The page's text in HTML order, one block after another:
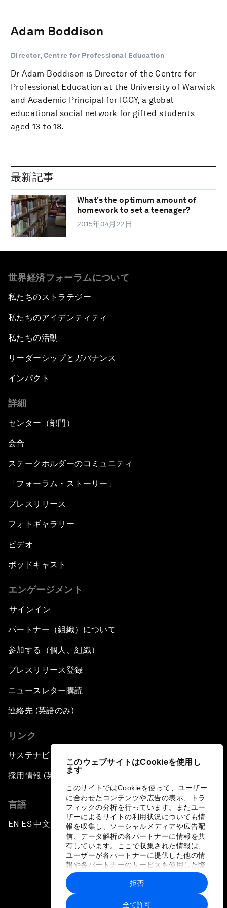
このウェブサイトはCookieを使用し
ます
このサイトではCookieを使って、ユーザー
に合わせたコンテンツや広告の表示、トラ
フィックの分析を行っています。またユー
ザーによるサイトの利用状況についても情
報を収集し、ソーシャルメディアや広告配
信、データ解析の各パートナーに情報を共
有しています。ここで収集された情報は、
ユーザーが各パートナーに提供した他の情
報や各パートナーのサービスを使用した際
に収集された情報と組み合わされ、各パー
トナーによって使用されることがありま
す。
全て許可
拒否
Adam Boddison
Director, Centre for Professional Education
Dr Adam Boddison is Director of the Centre for
Professional Education at the University of Warwick
and Academic Principal for IGGY, a global
educational social network for gifted students
aged 13 to 18.
最新記事
What’s the optimum amount of
homework to set a teenager?
2015年04月22日
世界経済フォーラムについて
私たちのストラテジー
私たちのアイデンティティ
私たちの活動
リーダーシップとガバナンス
インパクト
詳細
センター（部門）
会合
ステークホルダーのコミュニティ
「フォーラム・ストーリー」
プレスリリース
フォトギャラリー
ビデオ
ポッドキャスト
エンゲージメント
サインイン
パートナー（組織）について
参加する（個人、組織）
プレスリリース登録
ニュースレター購読
連絡先 (英語のみ)
リンク
サステナビリティへの取り組み
採用情報 (英語のみ)
言語
EN ▪ES▪中文▪ 日本語
プライバシーポリシーと利用規約